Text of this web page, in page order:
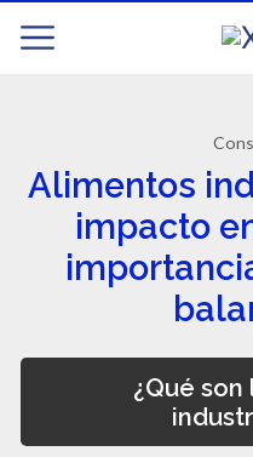
Alimentos
impacto
¿Qué